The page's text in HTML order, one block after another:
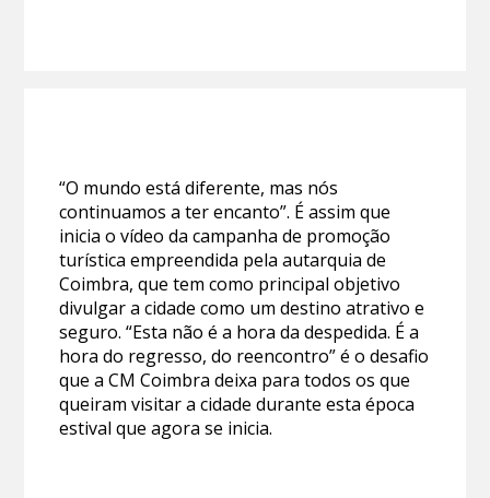
“O mundo está diferente, mas nós
continuamos a ter encanto”. É assim que
inicia o vídeo da campanha de promoção
turística empreendida pela autarquia de
Coimbra, que tem como principal objetivo
divulgar a cidade como um destino atrativo e
seguro. “Esta não é a hora da despedida. É a
hora do regresso, do reencontro” é o desafio
que a CM Coimbra deixa para todos os que
queiram visitar a cidade durante esta época
estival que agora se inicia.